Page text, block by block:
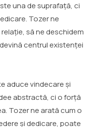
una de suprafață, ci
Tozer ne
să ne deschidem
centrul existenței
aduce vindecare și
abstractă, ci o forță
Tozer ne arată cum o
și dedicare, poate